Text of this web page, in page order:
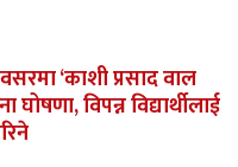
‘काशी प्रसाद वाल
घोषणा, विपन्न विद्यार्थीलाई